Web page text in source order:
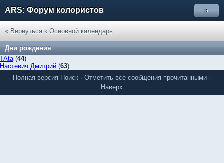
ARS: Форум колористов »
« Вернуться к Основной календарь
Дни рождения
TAta(44)
Настевич Дмитрий (63)
Полная версия Поиск · Отметить все сообщения прочитанными ·
Наверх